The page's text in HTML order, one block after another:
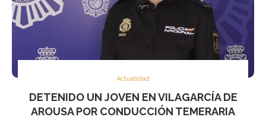
Actualidad
DETENIDO UN JOVEN EN VILAGARCÍA DE
AROUSA POR CONDUCCIÓN TEMERARIA